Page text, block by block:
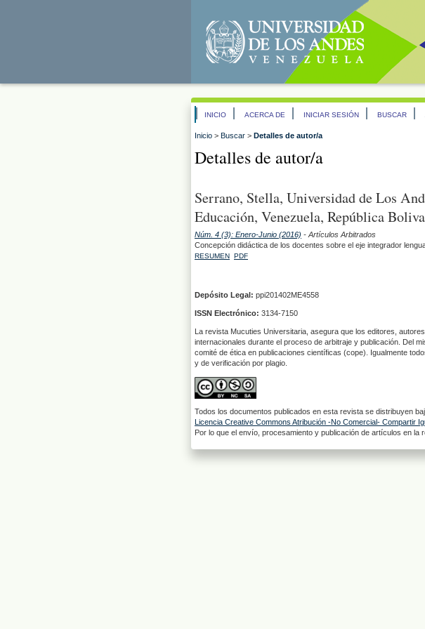
INICIO ACERCA DE INICIAR SESIÓN BUSCAR
Inicio > Buscar > Detalles de autor/a
Detalles de autor/a
Serrano, Stella, Universidad de Los
Educación, Venezuela, República
Núm. 4 (3): Enero-Junio (2016) - Artículos Arbitrados
Concepción didáctica de los docentes sobre el eje integrador
RESUMEN PDF
Depósito Legal: ppi201402ME4558
ISSN Electrónico: 3134-7150
La revista Mucuties Universitaria, asegura que los editores,
internacionales durante el proceso de arbitraje y publicación. Del
comité de ética en publicaciones científicas (cope). Igualmente
y de verificación por plagio.
Todos los documentos publicados en esta revista se distribuyen
Licencia Creative Commons Atribución -No Comercial- Compartir
Por lo que el envío, procesamiento y publicación de artículos en la